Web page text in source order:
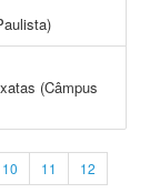
(Câmpus
10 11
12